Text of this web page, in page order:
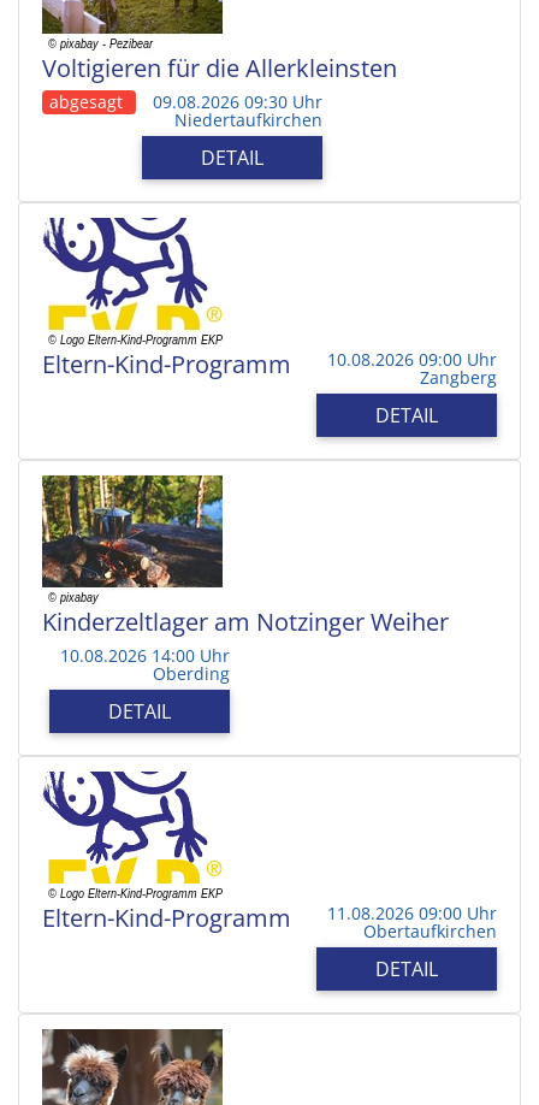
Voltigieren für die Allerkleinsten
abgesagt 09.08.2026 09:30 Uhr
Niedertaufkirchen
DETAIL
Eltern-Kind-Programm 10.08.2026 09:00 Uhr
Zangberg
DETAIL
Kinderzeltlager am Notzinger Weiher
10.08.2026 14:00 Uhr
Oberding
DETAIL
Eltern-Kind-Programm 11.08.2026 09:00 Uhr
Obertaufkirchen
DETAIL